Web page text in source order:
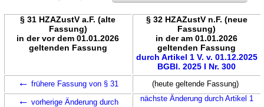
§ 31 HZAZustV a.F. (alte
Fassung)
in der vor dem 01.01.2026
geltenden Fassung
§ 32 HZAZustV n.F. (neue
Fassung)
in der am 01.01.2026
geltenden Fassung
durch Artikel 1 V. v. 01.12.2025
BGBl. 2025 I Nr. 300
← frühere Fassung von § 31 (heute geltende Fassung)
← vorherige Änderung durch
nächste Änderung durch Artikel 1